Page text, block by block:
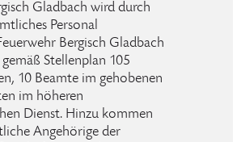
Gladbach wird durch
Personal
Bergisch Gladbach
Stellenplan 105
10 Beamte im gehobenen
im höheren
Dienst. Hinzu kommen
Angehörige der